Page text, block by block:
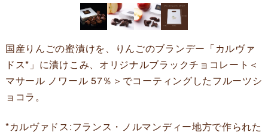
国産りんごの蜜漬けを、りんごのブランデー「カルヴァ
ドス*」に漬けこみ、オリジナルブラックチョコレート＜
マサール ノワール 57％＞でコーティングしたフルーツシ
ョコラ。
*カルヴァドス:フランス・ノルマンディー地方で作られた